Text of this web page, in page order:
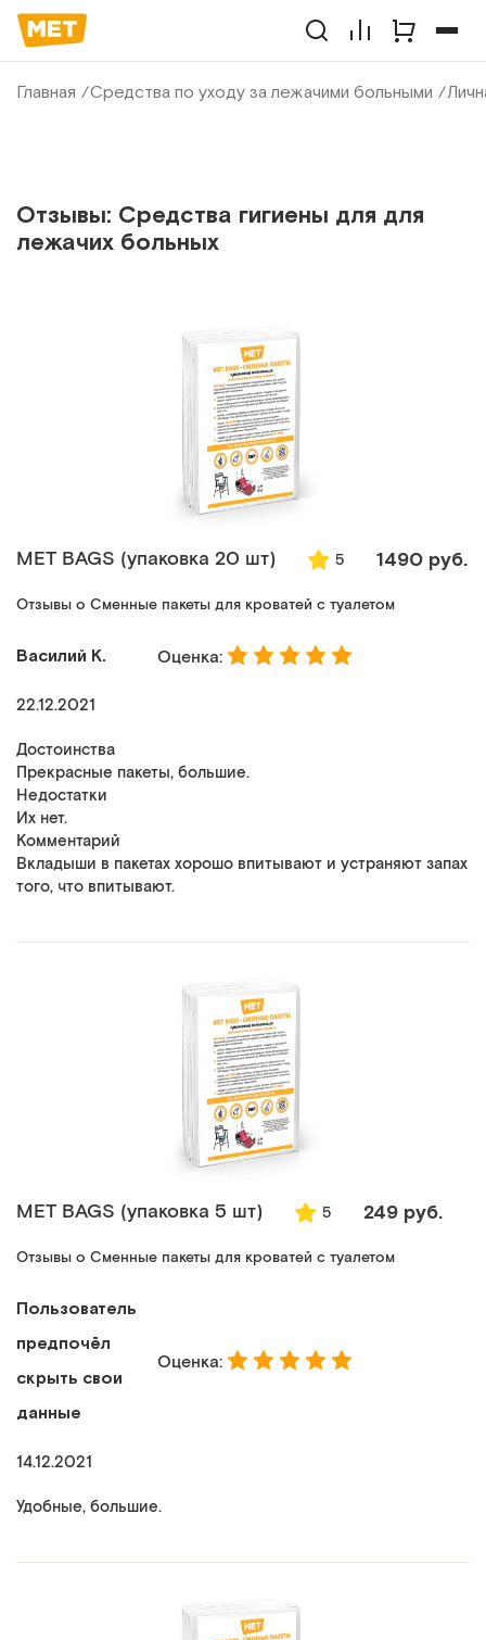
Главная Средства по уходу за лежачими больными
Отзывы: Средства гигиены для для
лежачих больных
MET BAGS (упаковка 20 шт) 5 1490 руб.
Отзывы о Сменные пакеты для кроватей с туалетом
Василий К. Оценка:
22.12.2021
Достоинства
Прекрасные пакеты, большие.
Недостатки
Их нет.
Комментарий
Вкладыши в пакетах хорошо впитывают и устраняют запах
того, что впитывают.
MET BAGS (упаковка 5 шт) 5 249 руб.
Отзывы о Сменные пакеты для кроватей с туалетом
Пользователь
предпочёл
скрыть свои
данные
Оценка:
14.12.2021
Удобные, большие.